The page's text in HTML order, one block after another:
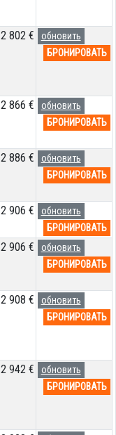
2 802 €
обновить
БРОНИРОВАТЬ
2 866 €
обновить
БРОНИРОВАТЬ
2 886 €
обновить
БРОНИРОВАТЬ
2 906 €
обновить
БРОНИРОВАТЬ
2 906 €
обновить
БРОНИРОВАТЬ
2 908 €
обновить
БРОНИРОВАТЬ
2 942 €
обновить
БРОНИРОВАТЬ